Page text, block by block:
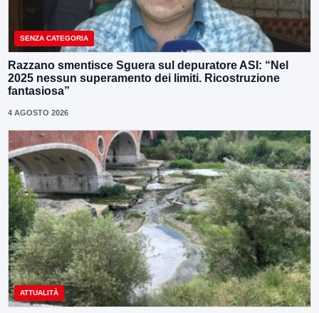
SENZA CATEGORIA
Razzano smentisce Sguera sul depuratore ASI: “Nel
2025 nessun superamento dei limiti. Ricostruzione
fantasiosa”
4 AGOSTO 2026
ATTUALITÀ